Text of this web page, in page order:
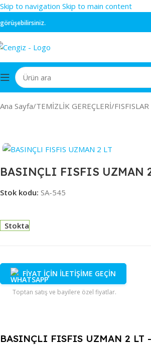
Skip to navigation Skip to main content
Ana Sayfa/TEMİZLİK GEREÇLERİ/FISFISLAR
BASINÇLI FISFIS UZMAN
Stok kodu: SA-545
Stokta
FİYAT İÇİN İLETİŞİME GEÇİN
Toptan satış ve bayilere özel fiyatlar.
BASINÇLI FISFIS UZMAN 2 LT